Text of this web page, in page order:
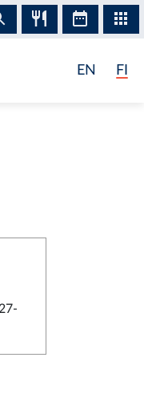
EN FI